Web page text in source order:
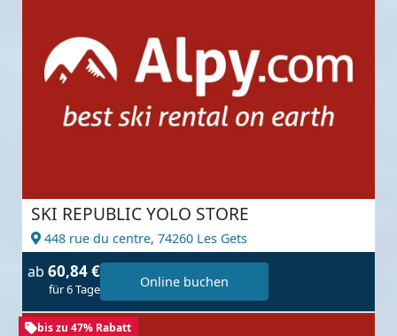
SKI REPUBLIC YOLO STORE
448 rue du centre, 74260 Les Gets
ab 60,84 €
für 6 Tage Online buchen
bis zu 47% Rabatt